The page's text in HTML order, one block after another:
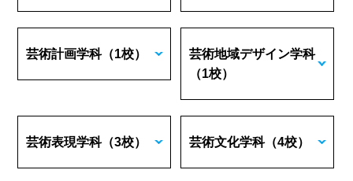
芸術計画学科（1校）
芸術地域デザイン学科
（1校）
芸術表現学科（3校） 芸術文化学科（4校）